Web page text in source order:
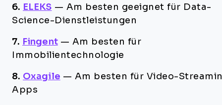
6. ELEKS — Am besten geeignet für Data-
Science-Dienstleistungen
7. Fingent — Am besten für
Immobilientechnologie
8. Oxagile — Am besten für Video-
Apps